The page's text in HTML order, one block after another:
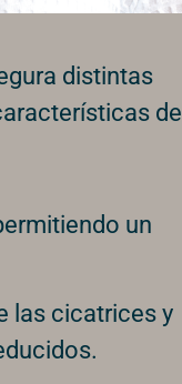
distintas
de
un
las cicatrices y